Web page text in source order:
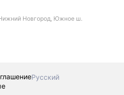
Новгород, Южное ш.
Русский